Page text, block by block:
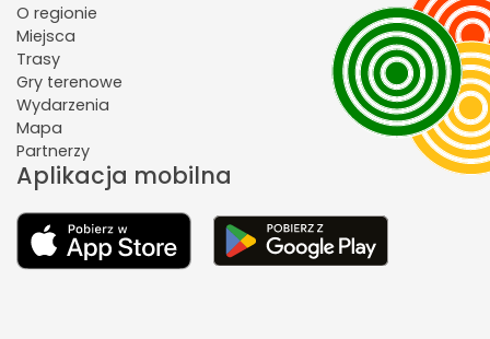
O regionie
Miejsca
Trasy
Gry terenowe
Wydarzenia
Mapa
Partnerzy
Aplikacja mobilna